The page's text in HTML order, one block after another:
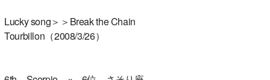
Lucky song＞＞Break the Chain
Tourbillon（2008/3/26）